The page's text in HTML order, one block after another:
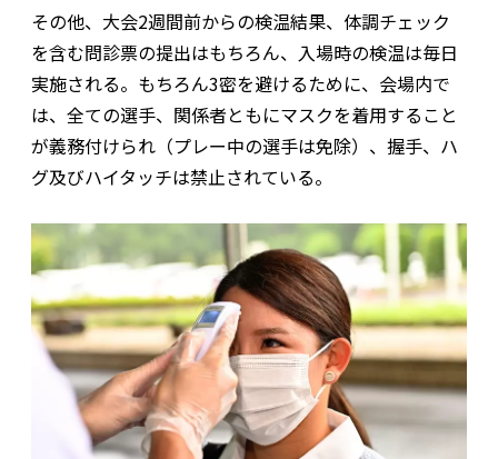
その他、大会2週間前からの検温結果、体調チェック
を含む問診票の提出はもちろん、入場時の検温は毎日
実施される。もちろん3密を避けるために、会場内で
は、全ての選手、関係者ともにマスクを着用すること
が義務付けられ（プレー中の選手は免除）、握手、ハ
グ及びハイタッチは禁止されている。